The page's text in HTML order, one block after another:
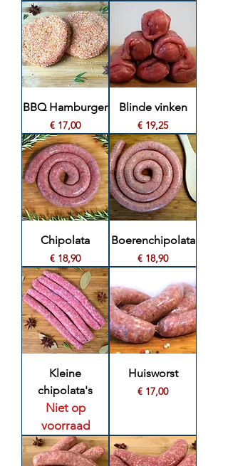
BBQ Hamburger
Prijs
€ 17,00
Blinde vinken
Prijs
€ 19,25
Chipolata
Prijs
€ 18,90
Boerenchipolata
Prijs
€ 18,90
Kleine
chipolata's
Niet op
voorraad
Huisworst
Prijs
€ 17,00